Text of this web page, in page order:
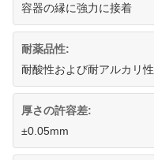
容器の縁に強力に接着
耐薬品性:
耐酸性および耐アルカリ性
厚さの許容差:
±0.05mm